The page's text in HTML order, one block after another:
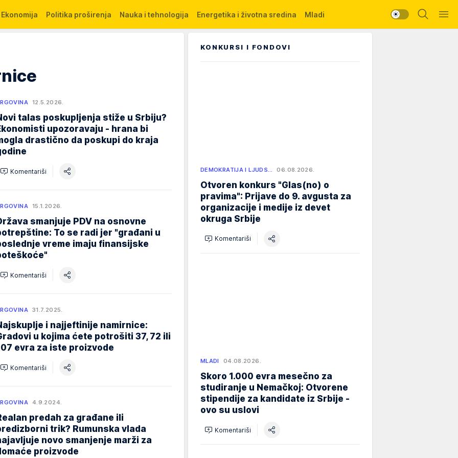
Ekonomija Politika proširenja Nauka i tehnologija Energetika i životna sredina Mladi
12.5.2026.
talas poskupljenja stiže u Srbiju?
upozoravaju - hrana bi
drastično da poskupi do kraja
Komentariši
15.1.2026.
smanjuje PDV na osnovne
To se radi jer "građani u
vreme imaju finansijske
Komentariši
31.7.2025.
i najjeftinije namirnice:
u kojima ćete potrošiti 37, 72 ili
evra za iste proizvode
Komentariši
4.9.2024.
predah za građane ili
trik? Rumunska vlada
novo smanjenje marži za
proizvode
KONKURSI I FONDOVI
DEMOKRATIJA I LJUDS… 06.08.2026.
Otvoren konkurs "Glas(no) o
pravima": Prijave do 9. avgusta za
organizacije i medije iz devet
okruga Srbije
Komentariši
MLADI 04.08.2026.
Skoro 1.000 evra mesečno za
studiranje u Nemačkoj: Otvorene
stipendije za kandidate iz Srbije -
ovo su uslovi
Komentariši